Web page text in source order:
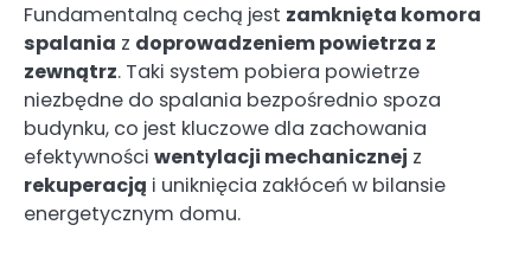
Fundamentalną cechą jest zamknięta komora
spalania z doprowadzeniem powietrza z
zewnątrz. Taki system pobiera powietrze
niezbędne do spalania bezpośrednio spoza
budynku, co jest kluczowe dla zachowania
efektywności wentylacji mechanicznej z
rekuperacją i uniknięcia zakłóceń w bilansie
energetycznym domu.